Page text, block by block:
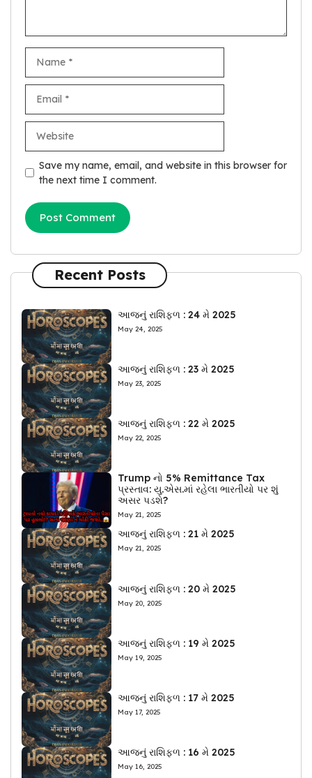
Save my name, email, and website in this browser for
the next time I comment.
Recent Posts
આજનું રાશિફળ : 24 મે 2025
May 24, 2025
આજનું રાશિફળ : 23 મે 2025
May 23, 2025
આજનું રાશિફળ : 22 મે 2025
May 22, 2025
Trump નો 5% Remittance Tax
પ્રસ્તાવ: યુ.એસ.માં રહેલા ભારતીયો પર શું
અસર પડશે?
May 21, 2025
આજનું રાશિફળ : 21 મે 2025
May 21, 2025
આજનું રાશિફળ : 20 મે 2025
May 20, 2025
આજનું રાશિફળ : 19 મે 2025
May 19, 2025
આજનું રાશિફળ : 17 મે 2025
May 17, 2025
આજનું રાશિફળ : 16 મે 2025
May 16, 2025